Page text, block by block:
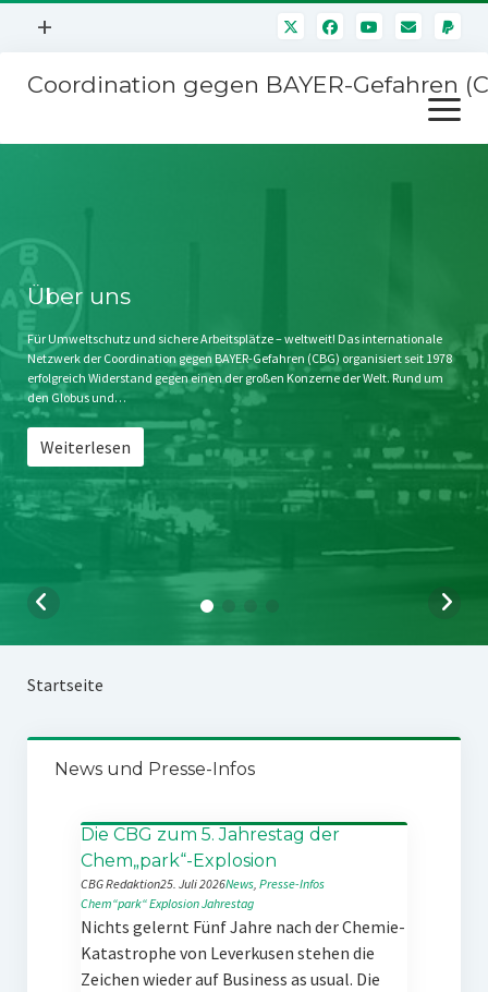
Menü
+
Mitmachen
Kontakt
Impressum
Störfälle
Coordination gegen BAYER-Gefahren
Menü
öffnen
Stichwort BAYER
Jahrestagung
SPENDEN
Über uns
Für Umweltschutz und sichere Arbeitsplätze – weltweit! Das internationale
Netzwerk der Coordination gegen BAYER-Gefahren (CBG) organisiert seit 1978
erfolgreich Widerstand gegen einen der großen Konzerne der Welt. Rund um
den Globus und…
Weiterlesen
Startseite
News und Presse-Infos
Die CBG zum 5. Jahrestag der
Chem„park“-Explosion
CBG Redaktion25. Juli 2026News, Presse-Infos
Chem“park“ExplosionJahrestag
Nichts gelernt Fünf Jahre nach der Chemie-
Katastrophe von Leverkusen stehen die
Zeichen wieder auf Business as usual. Die